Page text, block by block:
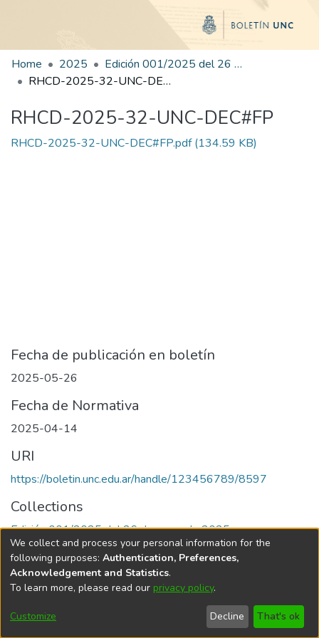
Home 2025
Edición 001/2025 del 26 de mayo de 2025
RHCD-2025-32-UNC-DEC#FP
RHCD-2025-32-UNC-DEC#FP
RHCD-2025-32-UNC-DEC#FP.pdf(134.59 KB)
Fecha de publicación en boletín
2025-05-26
Fecha de Normativa
2025-04-14
URI
https://boletin.unc.edu.ar/handle/123456789/8597
Collections
Edición 001/2025 del 26 de mayo de 2025
Universidad Nacional de Córdoba
We collect and process your personal information for the
following purposes: Authentication, Preferences,
Acknowledgement and Statistics.
To learn more, please read our privacy policy.
Customize Decline That's ok